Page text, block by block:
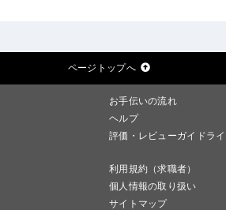
ページトップへ
お手伝いの流れ
ヘルプ
評価・レビューガイドラ
利用規約（求職者）
個人情報の取り扱い
サイトマップ